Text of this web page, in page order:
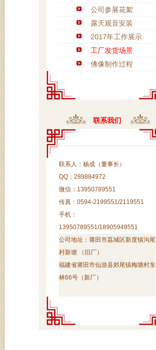
公司参展花絮
露天观音安装
2017年工作展示
工厂发货场景
佛像制作过程
联系我们
联系人：杨成（董事长）
QQ：289884972
微信：13950789551
传真：0594-2199551/2119551
手机：
13950789551/18905949551
公司地址： 莆田市荔城区新度镇沟尾
村新塘 （旧厂）
福建省莆田市仙游县郊尾镇梅塘村东
林66号（新厂）